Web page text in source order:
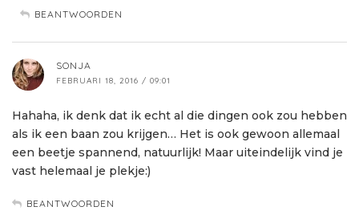
BEANTWOORDEN
SONJA
FEBRUARI 18, 2016 / 09:01
Hahaha, ik denk dat ik echt al die dingen ook zou hebben
als ik een baan zou krijgen… Het is ook gewoon allemaal
een beetje spannend, natuurlijk! Maar uiteindelijk vind je
vast helemaal je plekje:)
BEANTWOORDEN